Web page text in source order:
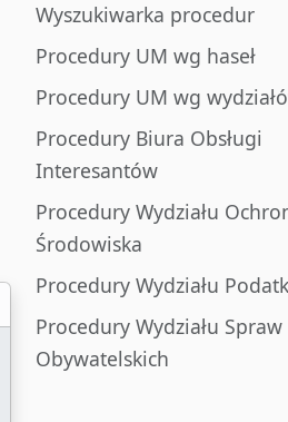
Wyszukiwarka procedur
Procedury UM wg haseł
Procedury UM wg
Procedury Biura Obsługi
Interesantów
Procedury Wydziału
Środowiska
Procedury Wydziału
Procedury Wydziału Spraw
Obywatelskich